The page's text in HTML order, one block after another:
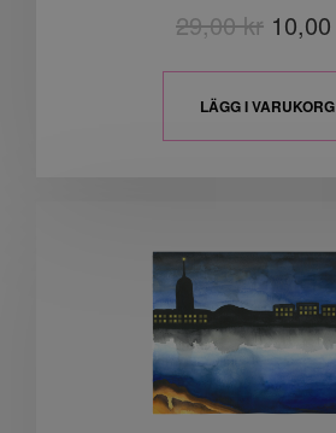
29,00kr 10,00
LÄGG I VARUKORG